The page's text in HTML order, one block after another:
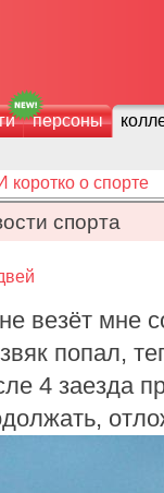
персоны
коротко о спорте
спорта
везёт мне
попал,
4 заезда